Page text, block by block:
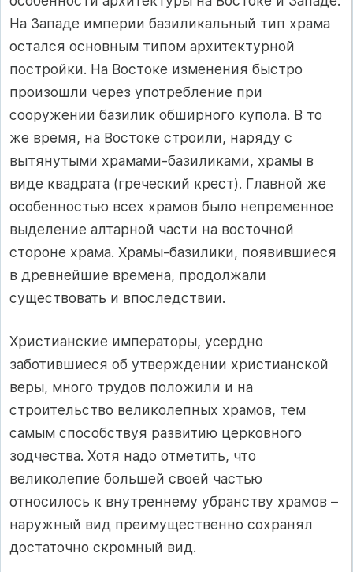
На Западе империи базиликальный тип храма
остался основным типом архитектурной
постройки. На Востоке изменения быстро
произошли через употребление при
сооружении базилик обширного купола. В то
же время, на Востоке строили, наряду с
вытянутыми храмами-базиликами, храмы в
виде квадрата (греческий крест). Главной же
особенностью всех храмов было непременное
выделение алтарной части на восточной
стороне храма. Храмы-базилики, появившиеся
в древнейшие времена, продолжали
существовать и впоследствии.
Христианские императоры, усердно
заботившиеся об утверждении христианской
веры, много трудов положили и на
строительство великолепных храмов, тем
самым способствуя развитию церковного
зодчества. Хотя надо отметить, что
великолепие большей своей частью
относилось к внутреннему убранству храмов –
наружный вид преимущественно сохранял
достаточно скромный вид.